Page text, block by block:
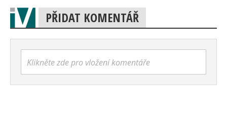
PŘIDAT KOMENTÁŘ
Klikněte zde pro vložení komentáře